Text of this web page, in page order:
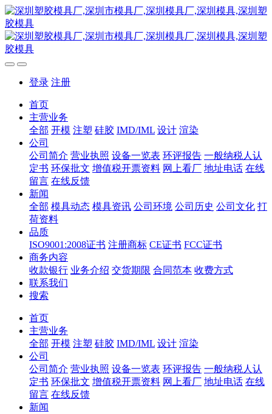
登录 注册
首页
主营业务
全部 开模 注塑 硅胶 IMD/IML 设计 渲染
公司
公司简介 营业执照 设备一览表 环评报告 一般纳税人认
定书 环保批文 增值税开票资料 网上看厂 地址电话 在线
留言 在线反馈
新闻
全部 模具动态 模具资讯 公司环境 公司历史 公司文化 打
荷资料
品质
ISO9001:2008证书 注册商标 CE证书 FCC证书
商务内容
收款银行 业务介绍 交货期限 合同范本 收费方式
联系我们
搜索
首页
主营业务
全部 开模 注塑 硅胶 IMD/IML 设计 渲染
公司
公司简介 营业执照 设备一览表 环评报告 一般纳税人认
定书 环保批文 增值税开票资料 网上看厂 地址电话 在线
留言 在线反馈
新闻